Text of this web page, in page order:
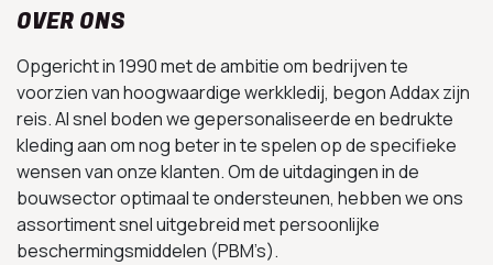
OVER ONS
Opgericht in 1990 met de ambitie om bedrijven te
voorzien van hoogwaardige werkkledij, begon Addax zijn
reis. Al snel boden we gepersonaliseerde en bedrukte
kleding aan om nog beter in te spelen op de specifieke
wensen van onze klanten. Om de uitdagingen in de
bouwsector optimaal te ondersteunen, hebben we ons
assortiment snel uitgebreid met persoonlijke
beschermingsmiddelen (PBM’s).